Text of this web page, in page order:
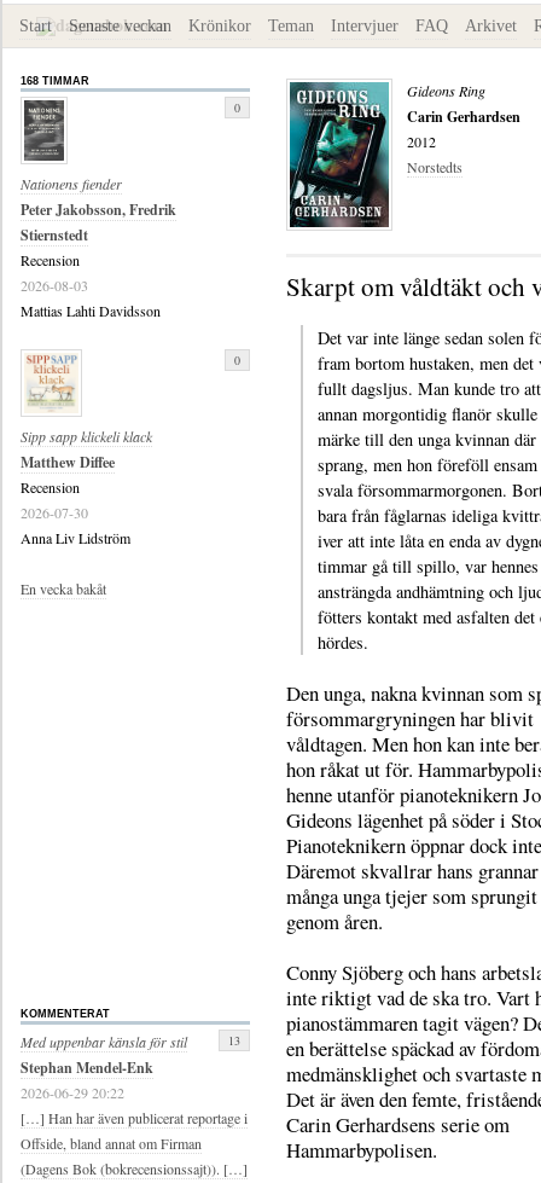
Start Senaste veckan Krönikor Teman Intervjuer FAQ Arkivet
Gideons Ring
Carin Gerhardsen
2012
Norstedts
Skarpt om våldtäkt och
Det var inte länge sedan solen
fram bortom hustaken, men det
fullt dagsljus. Man kunde tro
annan morgontidig flanör skulle
märke till den unga kvinnan där
sprang, men hon föreföll
svala försommarmorgonen.
bara från fåglarnas ideliga
iver att inte låta en enda av
timmar gå till spillo, var hennes
ansträngda andhämtning och
fötters kontakt med asfalten det
hördes.
Den unga, nakna kvinnan som
försommargryningen har blivit
våldtagen. Men hon kan inte
hon råkat ut för.
henne utanför pianoteknikern
Gideons lägenhet på söder i
Pianoteknikern öppnar dock
Däremot skvallrar hans
många unga tjejer som
genom åren.
Conny Sjöberg och hans
inte riktigt vad de ska tro. Vart
pianostämmaren tagit vägen?
en berättelse späckad av
medmänsklighet och svartaste
Det är även den femte,
Carin Gerhardsens serie om
Hammarbypolisen.
168 TIMMAR
Nationens fiender
Peter Jakobsson, Fredrik
Stiernstedt
Recension
2026-08-03
Mattias Lahti Davidsson
0
Sipp sapp klickeli klack
Matthew Diffee
Recension
2026-07-30
Anna Liv Lidström
0
En vecka bakåt
KOMMENTERAT
Med uppenbar känsla för stil
Stephan Mendel-Enk
2026-06-29 20:22
[…] Han har även publicerat reportage i
Offside, bland annat om Firman
(Dagens Bok (bokrecensionssajt)). […]
13